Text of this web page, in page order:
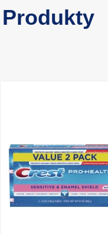
Crest vám
otevřené dentinové
eliminovat.
poskytování
oblastech. Jestliže
pasty Crest jsou tím
viditelně bělejší a
Produkty